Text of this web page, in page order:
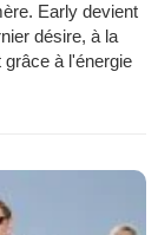
Early devient
désire, à la
à l'énergie